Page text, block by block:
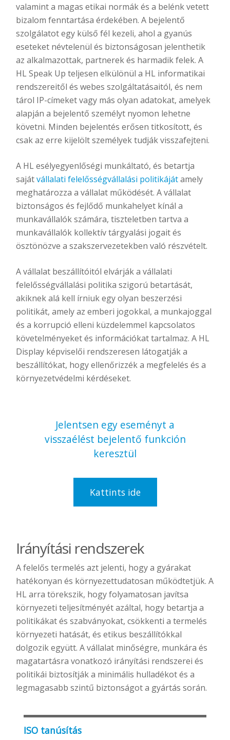
valamint a magas etikai normák és a belénk vetett
bizalom fenntartása érdekében. A bejelentő
szolgálatot egy külső fél kezeli, ahol a gyanús
eseteket névtelenül és biztonságosan jelenthetik
az alkalmazottak, partnerek és harmadik felek. A
HL Speak Up teljesen elkülönül a HL informatikai
rendszereitől és webes szolgáltatásaitól, és nem
tárol IP-címeket vagy más olyan adatokat, amelyek
alapján a bejelentő személyt nyomon lehetne
követni. Minden bejelentés erősen titkosított, és
csak az erre kijelölt személyek tudják visszafejteni.
A HL esélyegyenlőségi munkáltató, és betartja
sajátvállalati felelősségvállalási politikájátamely
meghatározza a vállalat működését. A vállalat
biztonságos és fejlődő munkahelyet kínál a
munkavállalók számára, tiszteletben tartva a
munkavállalók kollektív tárgyalási jogait és
ösztönözve a szakszervezetekben való részvételt.
A vállalat beszállítóitól elvárják a vállalati
felelősségvállalási politika szigorú betartását,
akiknek alá kell írniuk egy olyan beszerzési
politikát, amely az emberi jogokkal, a munkajoggal
és a korrupció elleni küzdelemmel kapcsolatos
követelményeket és információkat tartalmaz. A HL
Display képviselői rendszeresen látogatják a
beszállítókat, hogy ellenőrizzék a megfelelés és a
környezetvédelmi kérdéseket.
Jelentsen egy eseményt a
visszaélést bejelentő funkción
keresztül
Kattints ide
Irányítási rendszerek
A felelős termelés azt jelenti, hogy a gyárakat
hatékonyan és környezettudatosan működtetjük. A
HL arra törekszik, hogy folyamatosan javítsa
környezeti teljesítményét azáltal, hogy betartja a
politikákat és szabványokat, csökkenti a termelés
környezeti hatását, és etikus beszállítókkal
dolgozik együtt. A vállalat minőségre, munkára és
magatartásra vonatkozó irányítási rendszerei és
politikái biztosítják a minimális hulladékot és a
legmagasabb szintű biztonságot a gyártás során.
ISO tanúsítás